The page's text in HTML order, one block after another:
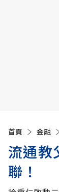
首頁 金融
流通教
聯！